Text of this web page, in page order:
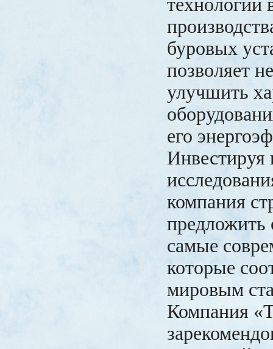
технологии
буровых
позволяет
улучшить
его
Инвестируя
компания
предложить
самые
которые
мировым
Компания